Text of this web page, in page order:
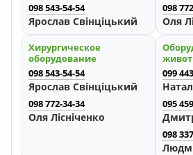
098 543-54-54
Ярослав Свінціцький
098
Оля
Хирургическое
оборудование
098 543-54-54
Ярослав Свінціцький
098 772-34-34
Оля Лісніченко
099
095
098